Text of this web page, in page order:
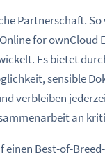
Partnerschaft.
for ownCloud
Es bietet
sensible
verbleiben
an
einen Best-of-